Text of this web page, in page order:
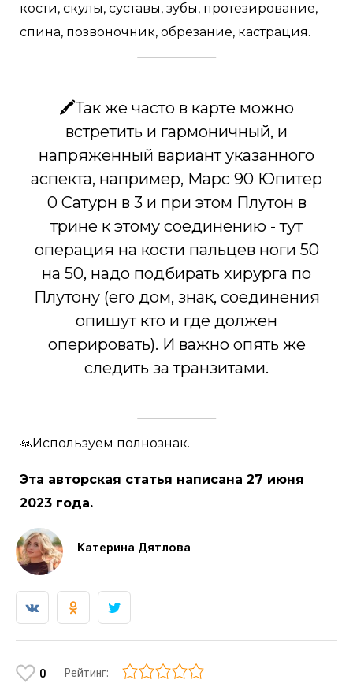
кости, скулы, суставы, зубы, протезирование,
спина, позвоночник, обрезание, кастрация.
🖍Так же часто в карте можно
встретить и гармоничный, и
напряженный вариант указанного
аспекта, например, Марс 90 Юпитер
0 Сатурн в 3 и при этом Плутон в
трине к этому соединению - тут
операция на кости пальцев ноги 50
на 50, надо подбирать хирурга по
Плутону (его дом, знак, соединения
опишут кто и где должен
оперировать). И важно опять же
следить за транзитами.
🙏Используем полнознак.
Эта авторская статья написана 27 июня
2023 года.
Катерина Дятлова
0 Рейтинг: